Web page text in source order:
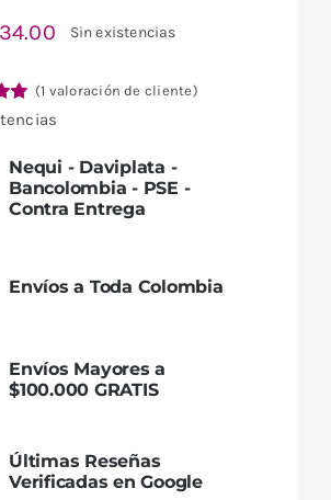
Sin existencias
(1 valoración de cliente)
Nequi - Daviplata -
Bancolombia - PSE -
Contra Entrega
Envíos a Toda Colombia
Envíos Mayores a
$100.000 GRATIS
Últimas Reseñas
Verificadas en Google